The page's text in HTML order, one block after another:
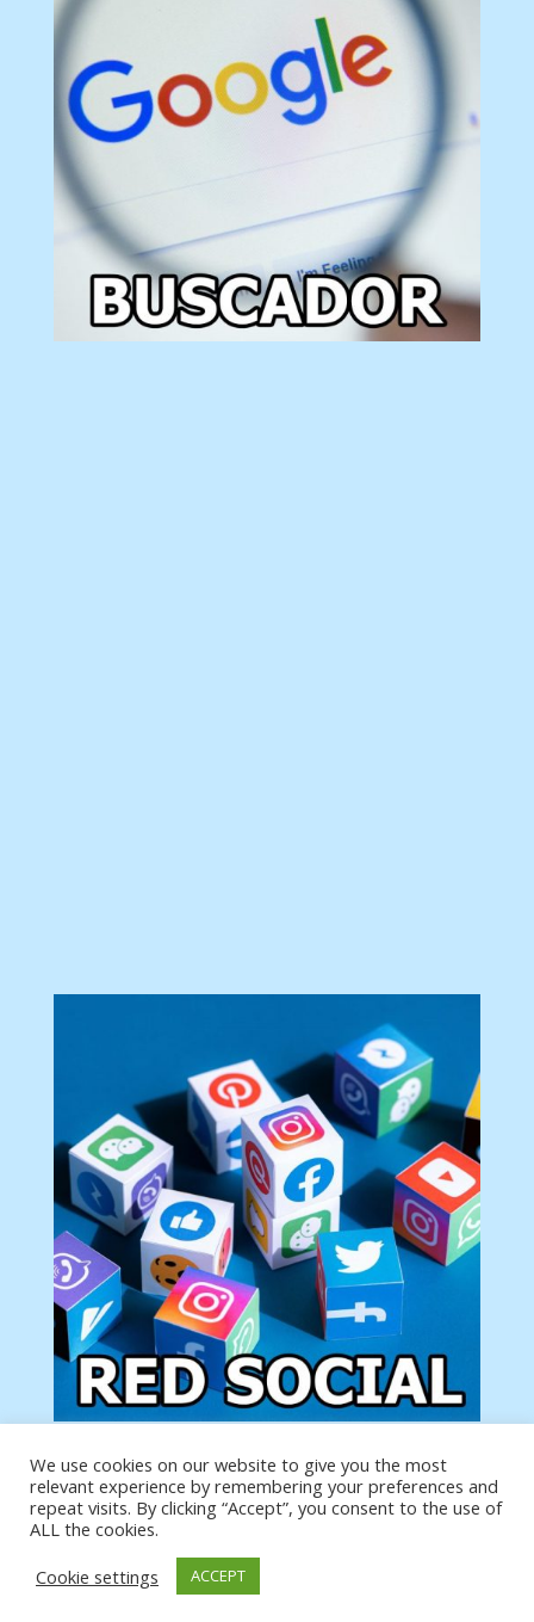
Tu anuncio va aquí
Podemos poner tu anuncio aquí con un link de tu
producto o página
We use cookies on our website to give you the most
relevant experience by remembering your preferences and
repeat visits. By clicking “Accept”, you consent to the use of
ALL the cookies.
Cookie settings
ACCEPT
https://analytics.google.com/analytics/web/?